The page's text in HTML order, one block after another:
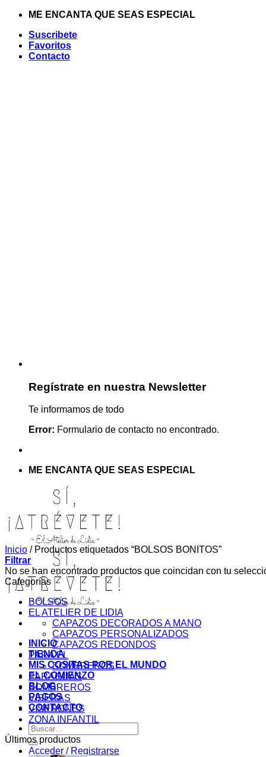
Saltar
contenido
ME ENCANTA QUE SEAS ESPECIAL
Suscribete
Favoritos
Contacto
Regístrate en nuestra Newsletter
Te informamos de todo
Error: Formulario de contacto no encontrado.
ME ENCANTA QUE SEAS ESPECIAL
INICIO
TIENDA
MIS COSITAS POR EL MUNDO
EL COMIENZO
BLOG
PAGOS
CONTACTO
Buscar
por:
Acceder / Registrarse
Inicio /Productos etiquetados “BOLSOS BONITOS”
Filtrar
No se han encontrado productos que coincidan con tu
Categorías
BOLSOS
EL ATELIER DE LIDIA
CAPAZOS DECORADOS A MANO
CAPAZOS PERSONALIZADOS
CAPAZOS REDONDOS
PARA ÉL
SOMBREROS
PARAGUAS
SOMBREROS
VISERAS
VISERONES
ZONA INFANTIL
Últimos productos